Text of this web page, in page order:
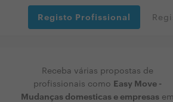
Registo Profissional
Receba várias propostas de
profissionais como Easy Move -
Mudanças domesticas e empresas em